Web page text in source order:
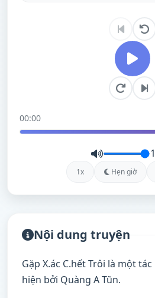
00:00
1x Hẹn giờ
Nội dung truyện
Gặp X.ác C.hết Trôi là một
hiện bởi Quàng A Tũn.